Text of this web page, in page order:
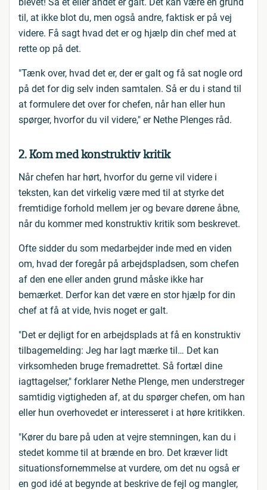
til, at ikke blot du, men også andre, faktisk er på vej
videre. Få sagt hvad det er og hjælp din chef med at
rette op på det.
"Tænk over, hvad det er, der er galt og få sat nogle ord
på det for dig selv inden samtalen. Så er du i stand til
at formulere det over for chefen, når han eller hun
spørger, hvorfor du vil videre," er Nethe Plenges råd.
2. Kom med konstruktiv kritik
Når chefen har hørt, hvorfor du gerne vil videre i
teksten, kan det virkelig være med til at styrke det
fremtidige forhold mellem jer og bevare dørene åbne,
når du kommer med konstruktiv kritik som beskrevet.
Ofte sidder du som medarbejder inde med en viden
om, hvad der foregår på arbejdspladsen, som chefen
af den ene eller anden grund måske ikke har
bemærket. Derfor kan det være en stor hjælp for din
chef at få at vide, hvis noget er galt.
"Det er dejligt for en arbejdsplads at få en konstruktiv
tilbagemelding: Jeg har lagt mærke til… Det kan
virksomheden bruge fremadrettet. Så fortæl dine
iagttagelser," forklarer Nethe Plenge, men understreger
samtidig vigtigheden af, at du spørger chefen, om han
eller hun overhovedet er interesseret i at høre kritikken.
"Kører du bare på uden at vejre stemningen, kan du i
stedet komme til at brænde en bro. Det kræver lidt
situationsfornemmelse at vurdere, om det nu også er
en god idé at begynde at beskrive de fejl og mangler,